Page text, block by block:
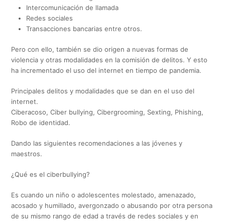
Intercomunicación de llamada
Redes sociales
Transacciones bancarias entre otros.
Pero con ello, también se dio origen a nuevas formas de
violencia y otras modalidades en la comisión de delitos. Y esto
ha incrementado el uso del internet en tiempo de pandemia.
Principales delitos y modalidades que se dan en el uso del
internet.
Ciberacoso, Ciber bullying, Cibergrooming, Sexting, Phishing,
Robo de identidad.
Dando las siguientes recomendaciones a las jóvenes y
maestros.
¿Qué es el ciberbullying?
Es cuando un niño o adolescentes molestado, amenazado,
acosado y humillado, avergonzado o abusando por otra persona
de su mismo rango de edad a través de redes sociales y en